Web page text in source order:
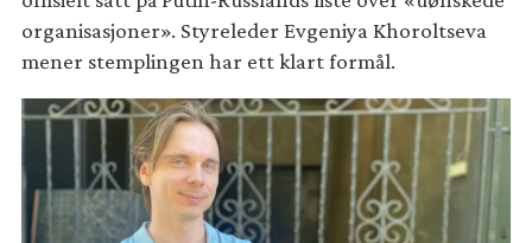
organisasjoner». Styreleder Evgeniya Khoroltseva
mener stemplingen har ett klart formål.